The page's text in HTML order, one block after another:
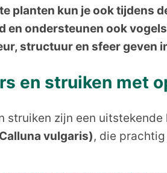
planten kun je ook tijdens
en ondersteunen ook
structuur en sfeer geven
en struiken met
struiken zijn een
vulgaris), die